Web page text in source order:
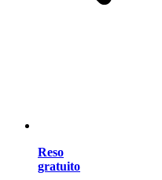
Reso
gratuito